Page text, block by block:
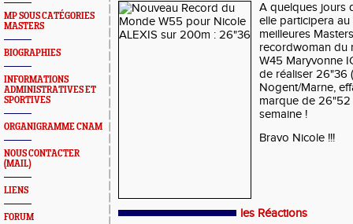
MP SOUS CATÉGORIES
MASTERS
BIOGRAPHIES
INFORMATIONS
ADMINISTRATIVES ET
SPORTIVES
ORGANIGRAMME CNAM
NOUS CONTACTER
(MAIL)
LIENS
FORUM
A quelques jours
elle participera
meilleures
recordwoman du
W45 Maryvonne
de réaliser 26"36
Nogent/Marne,
marque de 26"52
semaine !
Bravo Nicole !!!
les Réactions